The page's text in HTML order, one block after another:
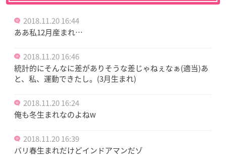
2018.11.20 16:44
ああ私12月産まれ…
2018.11.20 16:46
統計的にそんなに差がありそうな差じゃねぇなぁ(適当)あ
と、私、運動できたし。(3月生まれ)
2018.11.20 16:24
俺も冬生まれなのよねw
2018.11.20 16:39
バリ春生まれだけどインドアマンだゾ